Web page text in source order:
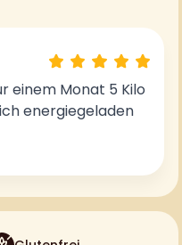
einem Monat 5 Kilo
energiegeladen